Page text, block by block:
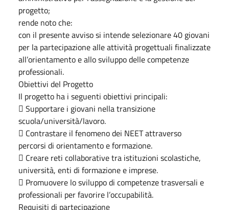
progetto;
rende noto che:
con il presente avviso si intende selezionare 40 giovani
per la partecipazione alle attività progettuali finalizzate
all’orientamento e allo sviluppo delle competenze
professionali.
Obiettivi del Progetto
Il progetto ha i seguenti obiettivi principali:
 Supportare i giovani nella transizione
scuola/università/lavoro.
 Contrastare il fenomeno dei NEET attraverso
percorsi di orientamento e formazione.
 Creare reti collaborative tra istituzioni scolastiche,
università, enti di formazione e imprese.
 Promuovere lo sviluppo di competenze trasversali e
professionali per favorire l’occupabilità.
Requisiti di partecipazione